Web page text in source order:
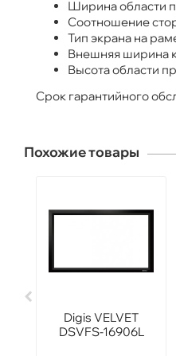
Ширина области
Соотношение
Тип экрана на
Внешняя ширина
Высота области
Срок гарантийного
Похожие товары
Digis VELVET
DSVFS-16906L